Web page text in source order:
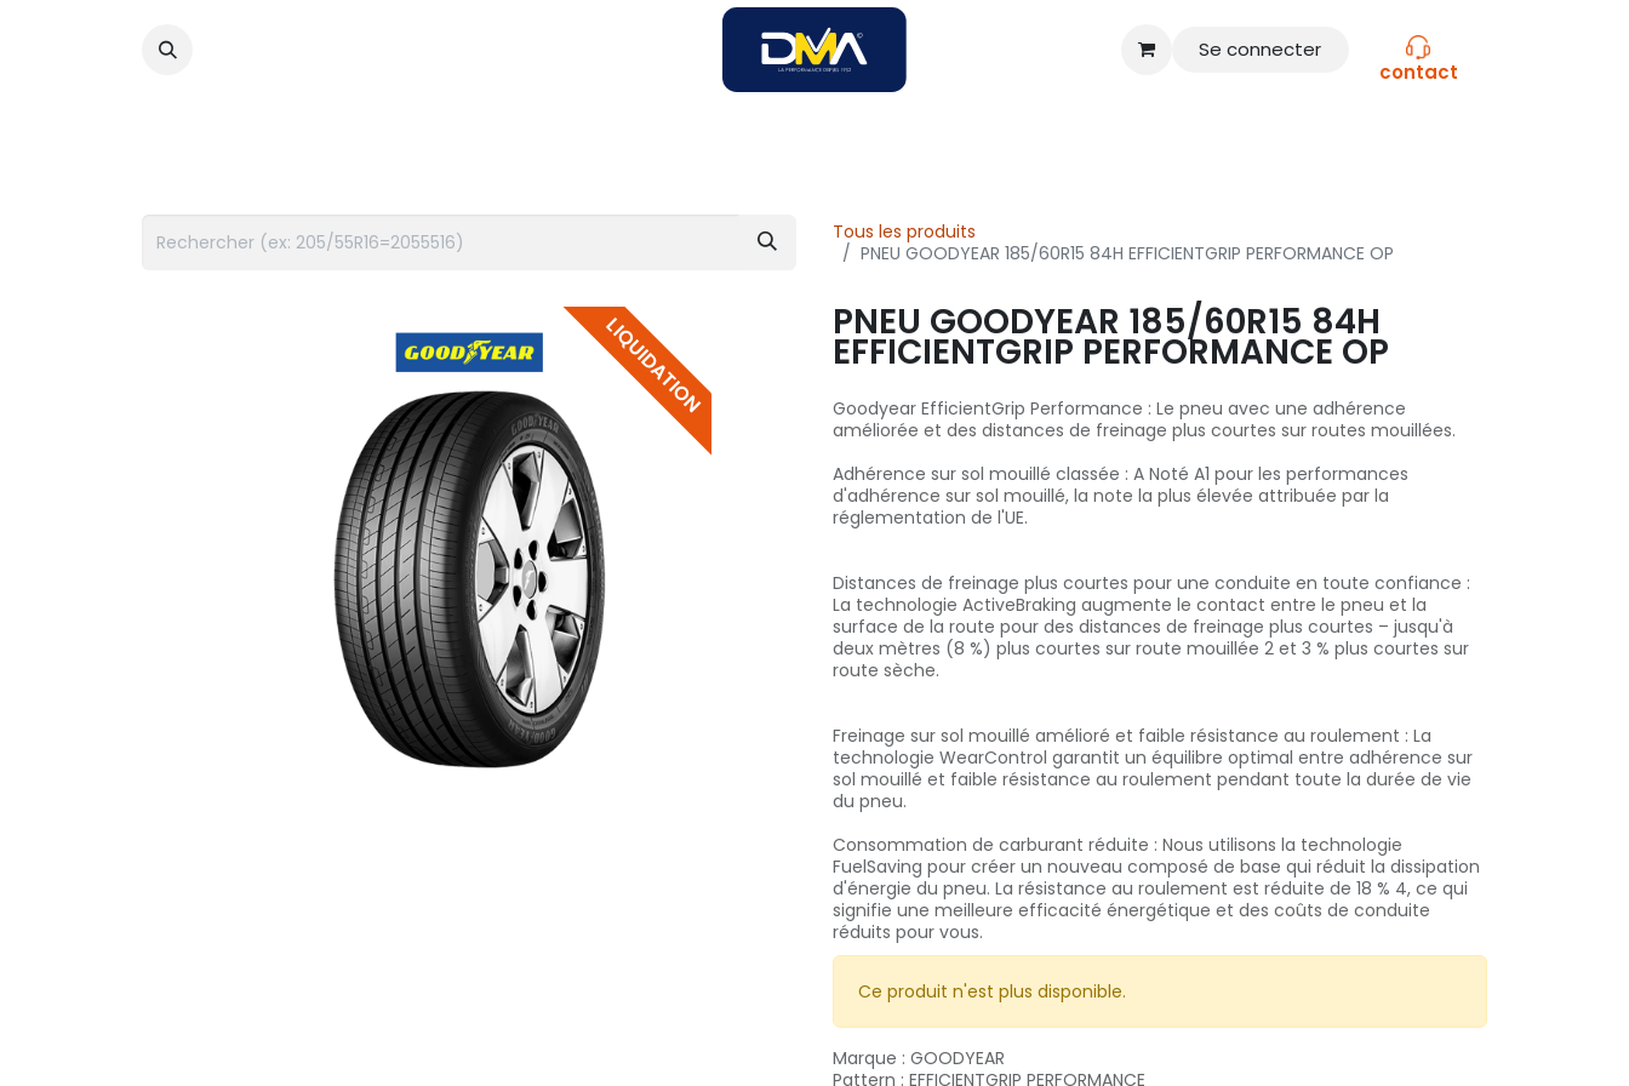
Se connecter
contact
Tous les produits
PNEU GOODYEAR 185/60R15 84H EFFICIENTGRIP PERFORMANCE OP
LIQUIDATION PNEU GOODYEAR 185/60R15 84H
EFFICIENTGRIP PERFORMANCE OP
Goodyear EfficientGrip Performance : Le pneu avec une adhérence
améliorée et des distances de freinage plus courtes sur routes mouillées.
Adhérence sur sol mouillé classée : A Noté A1 pour les performances
d'adhérence sur sol mouillé, la note la plus élevée attribuée par la
réglementation de l'UE.
Distances de freinage plus courtes pour une conduite en toute confiance :
La technologie ActiveBraking augmente le contact entre le pneu et la
surface de la route pour des distances de freinage plus courtes – jusqu'à
deux mètres (8 %) plus courtes sur route mouillée 2 et 3 % plus courtes sur
route sèche.
Freinage sur sol mouillé amélioré et faible résistance au roulement : La
technologie WearControl garantit un équilibre optimal entre adhérence sur
sol mouillé et faible résistance au roulement pendant toute la durée de vie
du pneu.
Consommation de carburant réduite : Nous utilisons la technologie
FuelSaving pour créer un nouveau composé de base qui réduit la dissipation
d'énergie du pneu. La résistance au roulement est réduite de 18 % 4, ce qui
signifie une meilleure efficacité énergétique et des coûts de conduite
réduits pour vous.
Ce produit n'est plus disponible.
Marque : GOODYEAR
Pattern : EFFICIENTGRIP PERFORMANCE